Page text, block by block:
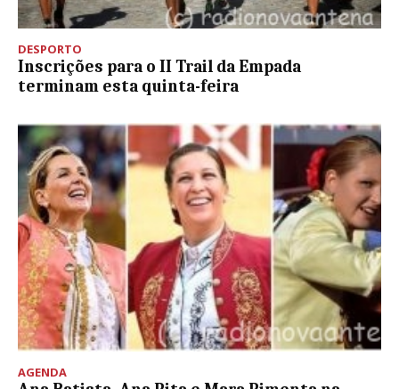
DESPORTO
Inscrições para o II Trail da Empada
terminam esta quinta-feira
AGENDA